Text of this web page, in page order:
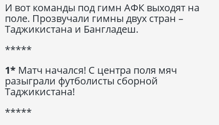
И вот команды под гимн АФК выходят на
поле. Прозвучали гимны двух стран –
Таджикистана и Бангладеш.
*****
1* Матч начался! С центра поля мяч
разыграли футболисты сборной
Таджикистана!
*****